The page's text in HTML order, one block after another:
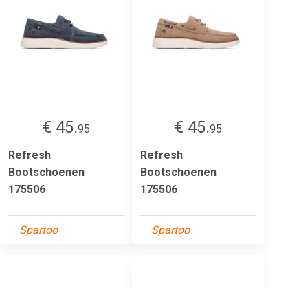
€ 45.95
Refresh
Bootschoenen
175506
Spartoo
€ 45.95
Refresh
Bootschoenen
175506
Spartoo